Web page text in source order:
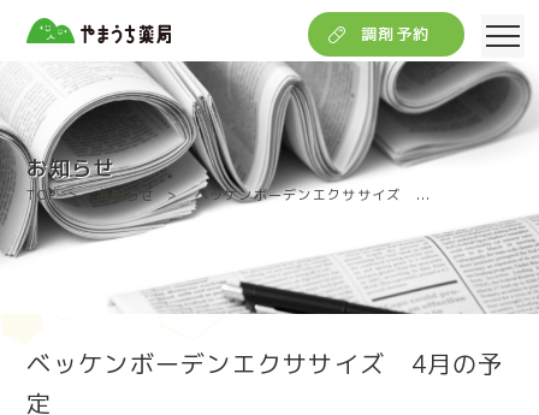
調剤予約
お知らせ
TOP お知らせ ベッケンボーデンエクササイズ ...
ベッケンボーデンエクササイズ 4月の予
定